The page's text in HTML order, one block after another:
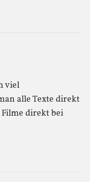
viel
alle Texte direkt
direkt bei